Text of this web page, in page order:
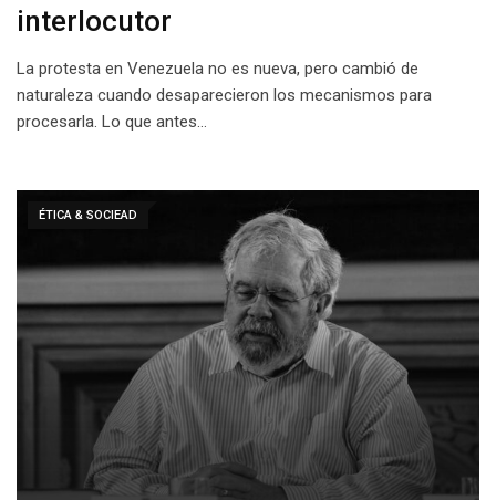
interlocutor
La protesta en Venezuela no es nueva, pero cambió de
naturaleza cuando desaparecieron los mecanismos para
procesarla. Lo que antes…
ÉTICA & SOCIEAD